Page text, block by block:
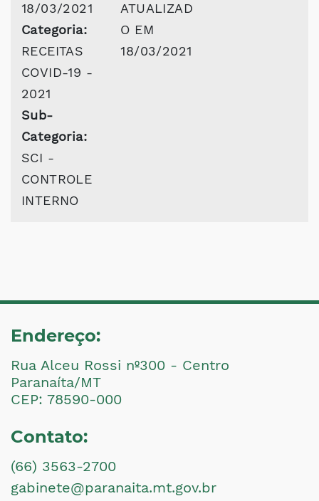
18/03/2021
Categoria:
RECEITAS
COVID-19 -
2021
Sub-
Categoria:
SCI -
CONTROLE
INTERNO
ATUALIZAD
O EM
18/03/2021
Endereço:
Rua Alceu Rossi nº300 - Centro
Paranaíta/MT
CEP: 78590-000
Contato:
(66) 3563-2700
gabinete@paranaita.mt.gov.br